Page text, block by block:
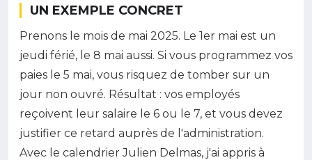
UN EXEMPLE CONCRET
Prenons le mois de mai 2025. Le 1er mai est un
jeudi férié, le 8 mai aussi. Si vous programmez vos
paies le 5 mai, vous risquez de tomber sur un
jour non ouvré. Résultat : vos employés
reçoivent leur salaire le 6 ou le 7, et vous devez
justifier ce retard auprès de l'administration.
Avec le calendrier Julien Delmas, j'ai appris à